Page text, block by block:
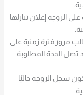
الزوجة إعلان تنازلها
مرور فترة زمنية على
تصل المدة المطلوبة
سجل الزوجة خاليًا